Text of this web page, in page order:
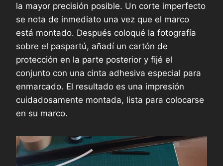
la mayor precisión posible. Un corte imperfecto
se nota de inmediato una vez que el marco
está montado. Después coloqué la fotografía
sobre el paspartú, añadí un cartón de
protección en la parte posterior y fijé el
conjunto con una cinta adhesiva especial para
enmarcado. El resultado es una impresión
cuidadosamente montada, lista para colocarse
en su marco.